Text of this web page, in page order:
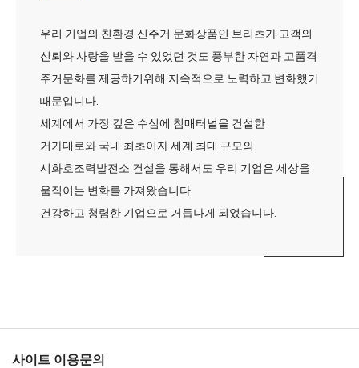
우리 기업의 친환경 신주거 문화상품인 브리츠가 고객의
신뢰와 사랑을 받을 수 있었던 것도 풍부한 자연과 고품격
주거문화를 제공하기위해 지속적으로 노력하고 변화했기
때문입니다.
세계에서 가장 깊은 수심에 침매터널을 건설한
거가대로와 국내 최초이자 세계 최대 규모의
시화호조력발전소 건설을 통해서도 우리 기업은 세상을
움직이는 변화를 가져왔습니다.
건강하고 청렴한 기업으로 거듭나게 되었습니다.
사이트 이용문의